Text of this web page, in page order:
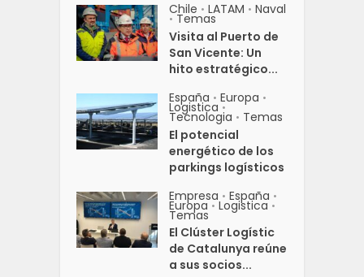
Chile • LATAM • Naval
• Temas
Visita al Puerto de
San Vicente: Un
hito estratégico...
España • Europa •
Logistica •
Tecnologia • Temas
El potencial
energético de los
parkings logísticos
Empresa • España •
Europa • Logistica •
Temas
El Clúster Logístic
de Catalunya reúne
a sus socios...